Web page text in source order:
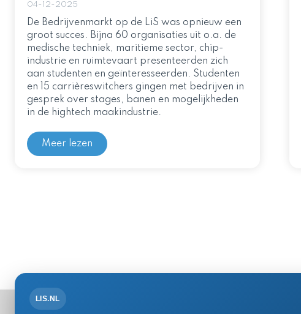
04-12-2025
De Bedrijvenmarkt op de LiS was opnieuw een
groot succes. Bijna 60 organisaties uit o.a. de
medische techniek, maritieme sector, chip-
industrie en ruimtevaart presenteerden zich
aan studenten en geïnteresseerden. Studenten
en 15 carrièreswitchers gingen met bedrijven in
gesprek over stages, banen en mogelijkheden
in de hightech maakindustrie.
Meer lezen
LIS.NL